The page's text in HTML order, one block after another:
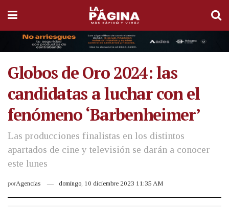
Globos de Oro 2024: las
candidatas a luchar con el
fenómeno ‘Barbenheimer’
Las producciones finalistas en los distintos
apartados de cine y televisión se darán a conocer
este lunes
porAgencias domingo, 10 diciembre 2023 11:35 AM